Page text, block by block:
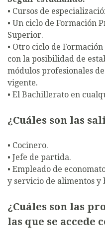
• Cursos de
• Un ciclo de Formación
Superior.
• Otro ciclo de
con la posibilidad de
módulos profesionales
vigente.
• El Bachillerato en
¿Cuáles son las
• Cocinero.
• Jefe de partida.
• Empleado de
y servicio de alimentos y
¿Cuáles son las
las que se accede